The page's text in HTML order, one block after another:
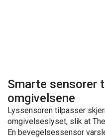
Smarte sensorer
omgivelsene
Lyssensoren tilpasser
omgivelseslyset, slik at
En bevegelsessensor